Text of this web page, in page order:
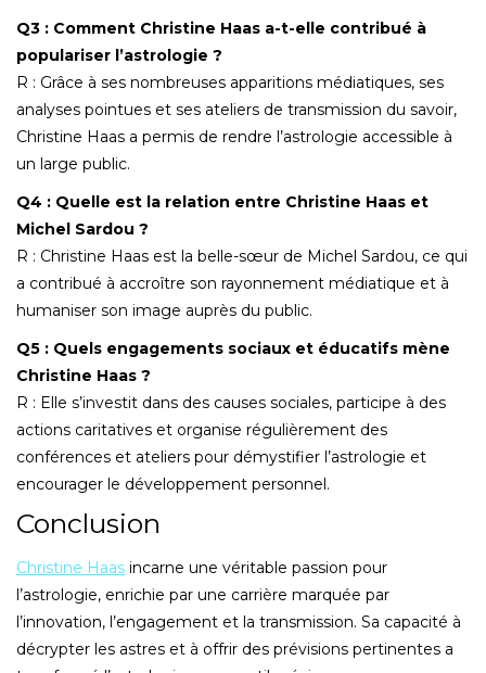
Q3 : Comment Christine Haas a-t-elle contribué à
populariser l’astrologie ?
R : Grâce à ses nombreuses apparitions médiatiques, ses
analyses pointues et ses ateliers de transmission du savoir,
Christine Haas a permis de rendre l’astrologie accessible à
un large public.
Q4 : Quelle est la relation entre Christine Haas et
Michel Sardou ?
R : Christine Haas est la belle-sœur de Michel Sardou, ce qui
a contribué à accroître son rayonnement médiatique et à
humaniser son image auprès du public.
Q5 : Quels engagements sociaux et éducatifs mène
Christine Haas ?
R : Elle s’investit dans des causes sociales, participe à des
actions caritatives et organise régulièrement des
conférences et ateliers pour démystifier l’astrologie et
encourager le développement personnel.
Conclusion
Christine Haas incarne une véritable passion pour
l’astrologie, enrichie par une carrière marquée par
l’innovation, l’engagement et la transmission. Sa capacité à
décrypter les astres et à offrir des prévisions pertinentes a